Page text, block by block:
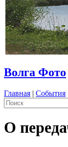
Волга Фото
Главная | События
О